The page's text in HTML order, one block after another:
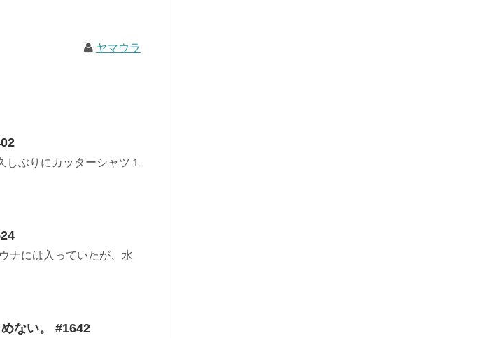
ヤマウラ
ぶりにカッターシャツ１
ナには入っていたが、水
ない。 #1642